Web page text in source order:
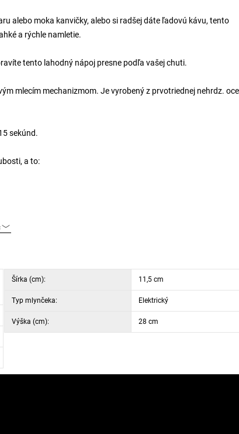
alebo moka kanvičky, alebo si radšej dáte ľadovú kávu, tento
a rýchle namletie.
tento lahodný nápoj presne podľa vašej chuti.
mlecím mechanizmom. Je vyrobený z prvotriednej nehrdz.
sekúnd.
a to:
Šírka (cm): 11,5 cm
Typ mlynčeka: Elektrický
Výška (cm): 28 cm